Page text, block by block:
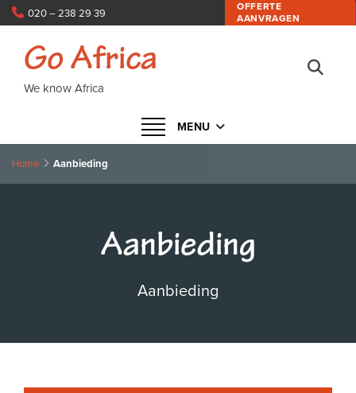
OFFERTE
AANVRAGEN
020 – 238 29 39
Navigatie in- of uitklappen
MENU
Go Africa
We know Africa
Home Aanbieding
Aanbieding
Aanbieding